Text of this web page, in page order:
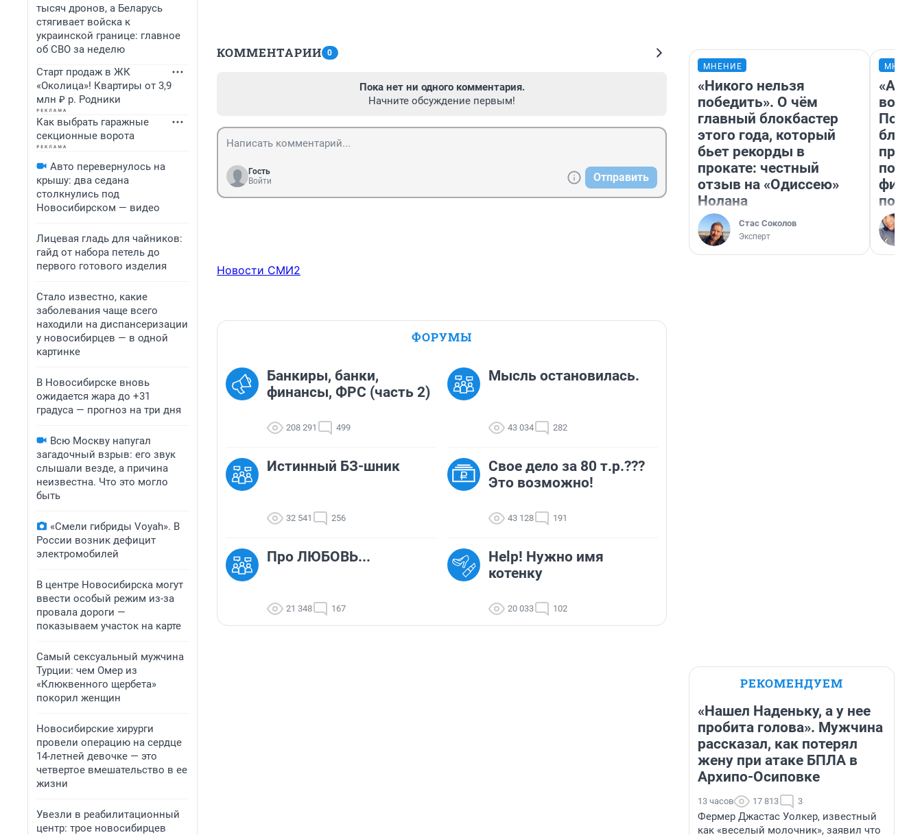
тысяч дронов, а Беларусь
стягивает войска к
украинской границе: главное
об СВО за неделю
Старт продаж в ЖК
«Околица»! Квартиры от 3,9
млн ₽ р. Родники
Как выбрать гаражные
секционные ворота
Авто перевернулось на
крышу: два седана
столкнулись под
Новосибирском — видео
Лицевая гладь для чайников:
гайд от набора петель до
первого готового изделия
Стало известно, какие
заболевания чаще всего
находили на диспансеризации
у новосибирцев — в одной
картинке
В Новосибирске вновь
ожидается жара до +31
градуса — прогноз на три дня
Всю Москву напугал
загадочный взрыв: его звук
слышали везде, а причина
неизвестна. Что это могло
быть
«Смели гибриды Voyah». В
России возник дефицит
электромобилей
В центре Новосибирска могут
ввести особый режим из-за
провала дороги —
показываем участок на карте
Самый сексуальный мужчина
Турции: чем Омер из
«Клюквенного щербета»
покорил женщин
Новосибирские хирурги
провели операцию на сердце
14-летней девочке — это
четвертое вмешательство в ее
жизни
Увезли в реабилитационный
центр: трое новосибирцев
КОММЕНТАРИИ 0
Пока нет ни одного комментария.
Начните обсуждение первым!
Гость
Войти
Отправить
Новости СМИ2
ФОРУМЫ
Банкиры, банки,
финансы, ФРС (часть 2)
208 291 499
Мысль остановилась.
43 034 282
Истинный БЗ-шник
32 541 256
Свое дело за 80 т.р.???
Это возможно!
43 128 191
Про ЛЮБОВЬ...
21 348 167
Help! Нужно имя
котенку
20 033 102
МНЕНИЕ
«Никого нельзя
победить». О чём
главный блокбастер
этого года, который
бьет рекорды в
прокате: честный
отзыв на «Одиссею»
Нолана
Стас Соколов
Эксперт
вот
РЕКОМЕНДУЕМ
«Нашел Наденьку, а у нее
пробита голова». Мужчина
рассказал, как потерял
жену при атаке БПЛА в
Архипо-Осиповке
13 часов 17 813 3
Фермер Джастас Уолкер, известный
как «веселый молочник», заявил что